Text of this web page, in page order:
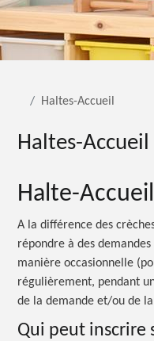
Haltes-Accueil
Haltes-Accueil
Halte-
A la différence des
répondre à des demandes
manière occasionnelle
régulièrement, pendant
de la demande et/ou de
Qui peut inscrire